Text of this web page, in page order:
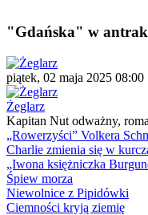
"Gdańska" w
piątek, 02 maja 2025 08:00
Żeglarz
Kapitan Nut odważny,
„Rowerzyści” Volkera
Charlie zmienia się w
„Iwona księżniczka
Śpiew morza
Niewolnice z Pipidówki
Ciemności kryją ziemię